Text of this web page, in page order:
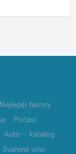
Nejlepší horory
Počasí
Auto – katalog
Svařené víno